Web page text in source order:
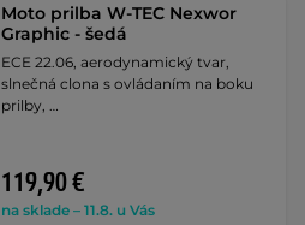
Moto prilba W-TEC Nexwor
Graphic - šedá
ECE 22.06, aerodynamický tvar,
slnečná clona s ovládaním na boku
prilby, …
119,90 €
na sklade – 11.8. u Vás